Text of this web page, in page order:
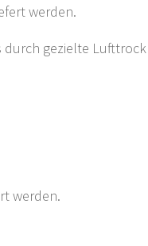
werden.
durch gezielte
werden.